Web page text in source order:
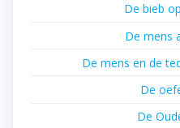
De bieb
De mens
De mens en de
De
De